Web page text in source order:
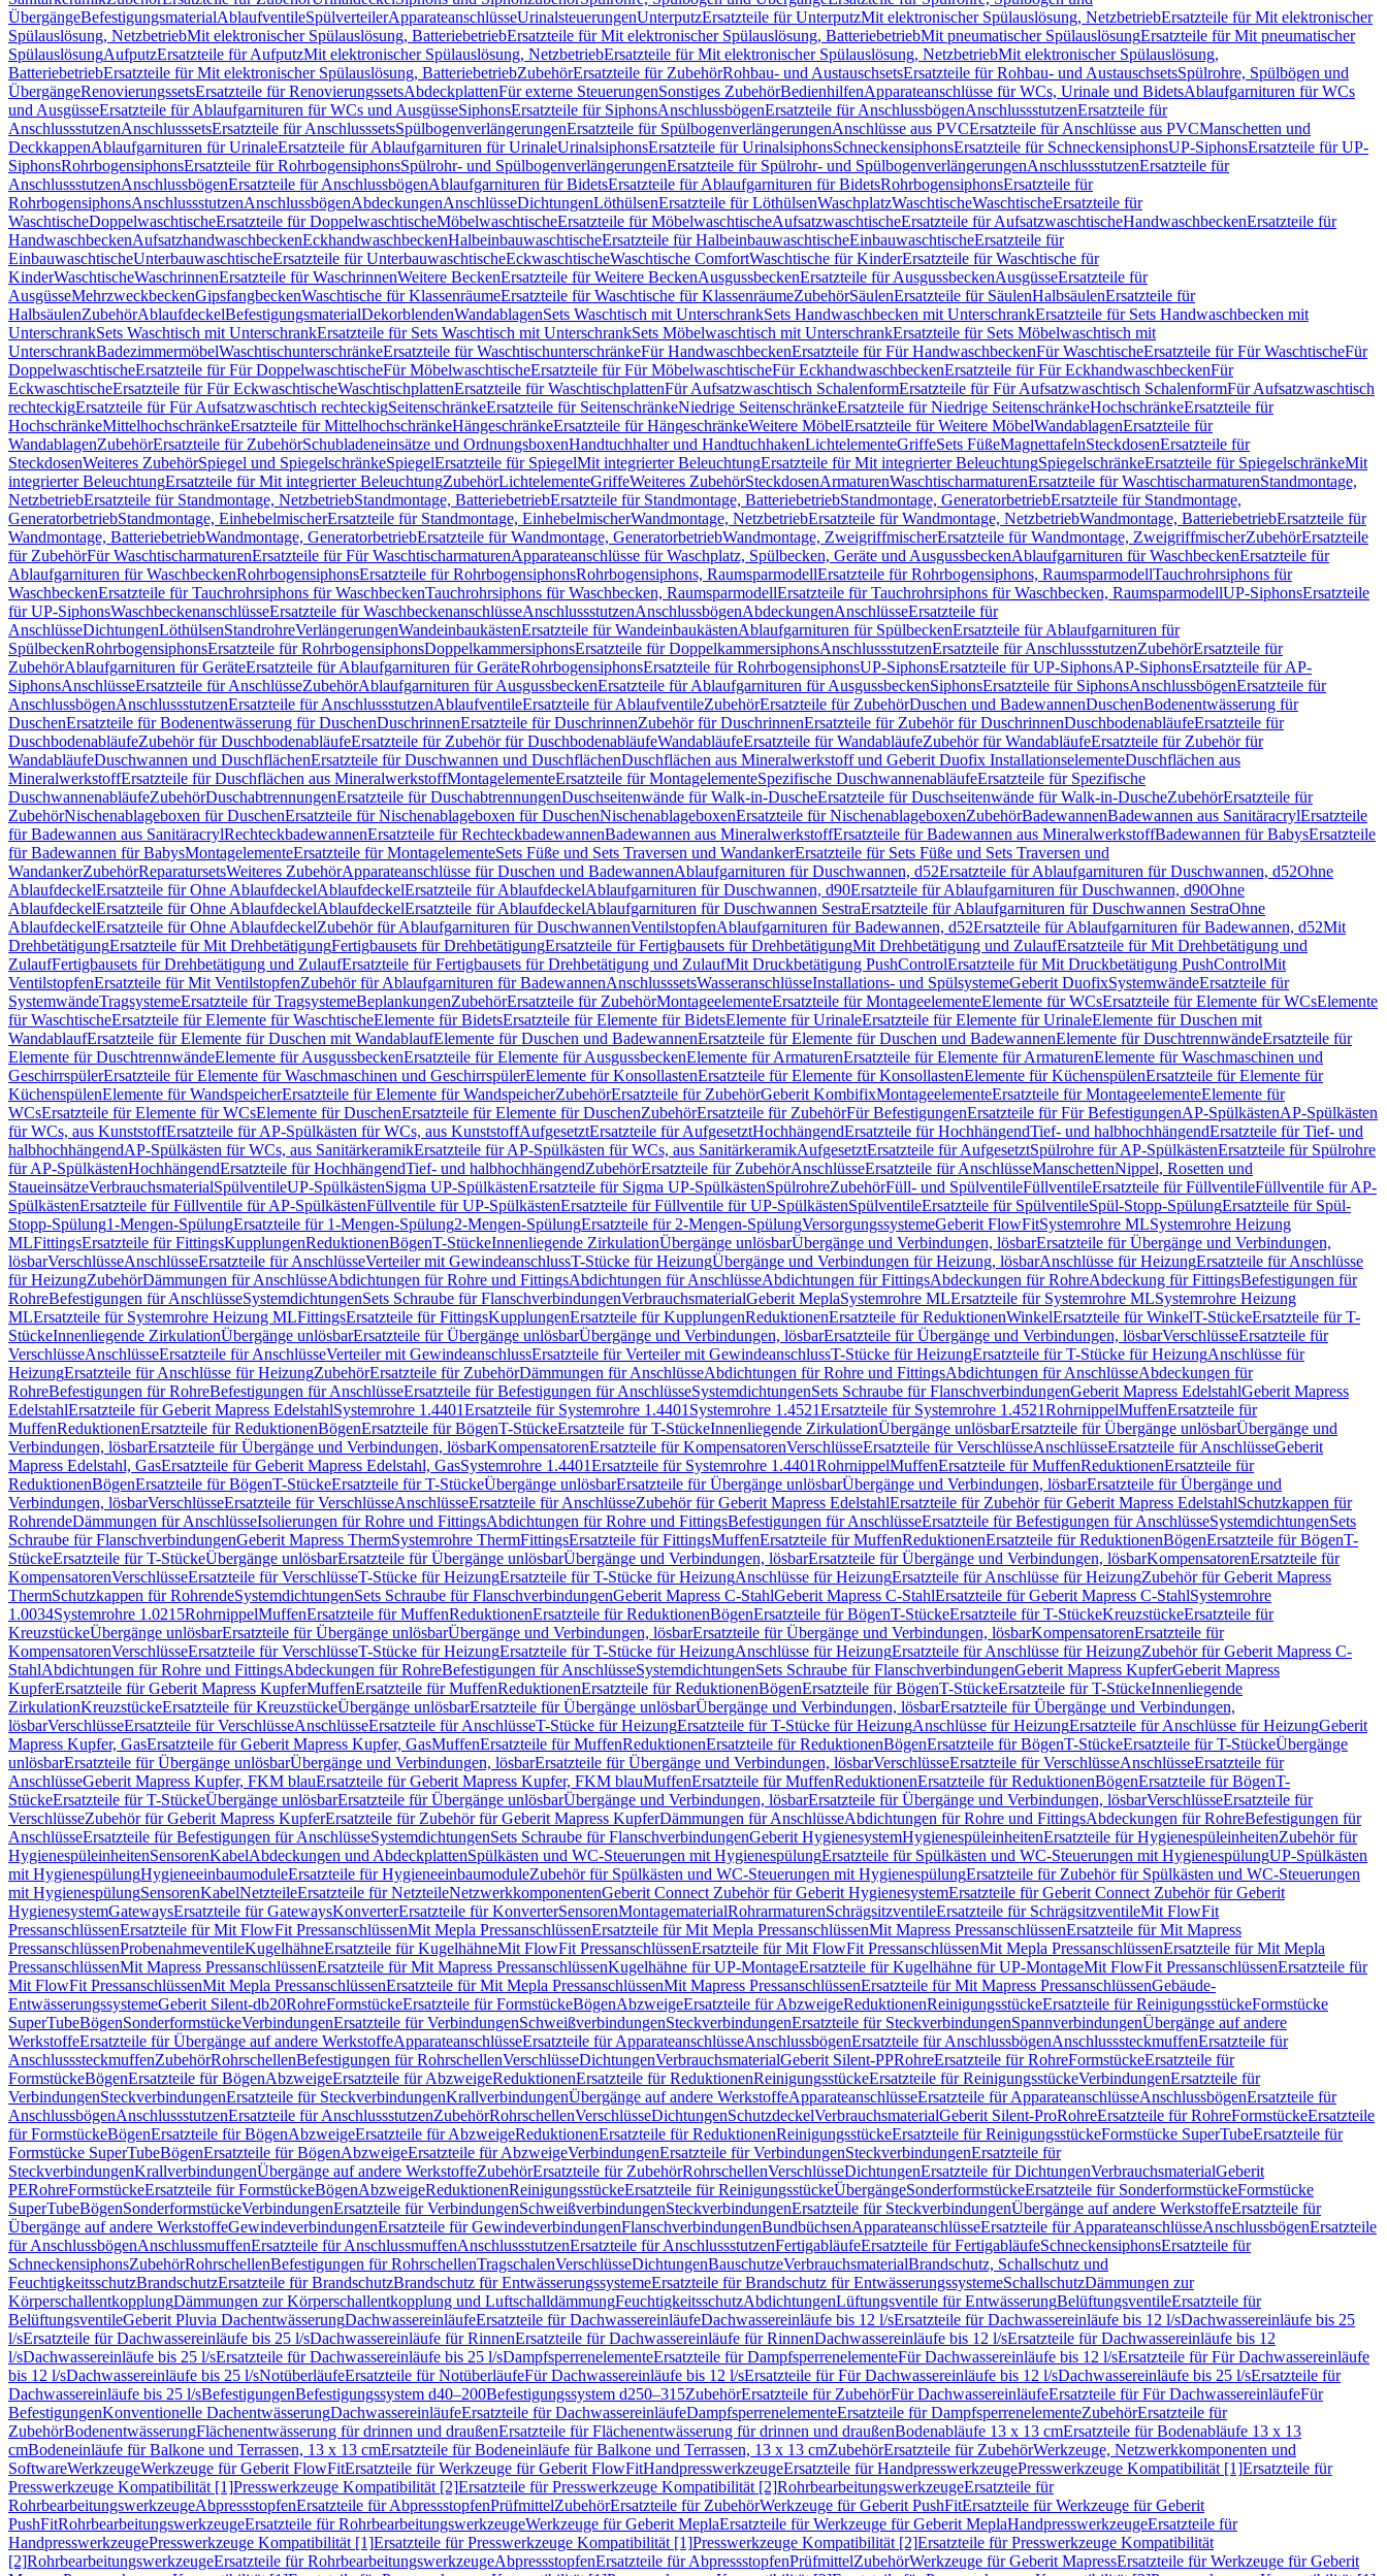
ÜbergängeBefestigungsmaterialAblaufventileSpülverteilerApparateanschlüsseUrinalsteuerungenUnterputzErsatzteile für UnterputzMit elektronischer Spülauslösung, NetzbetriebErsatzteile für Mit elektronischer
Spülauslösung, NetzbetriebMit elektronischer Spülauslösung, BatteriebetriebErsatzteile für Mit elektronischer Spülauslösung, BatteriebetriebMit pneumatischer SpülauslösungErsatzteile für Mit pneumatischer
SpülauslösungAufputzErsatzteile für AufputzMit elektronischer Spülauslösung, NetzbetriebErsatzteile für Mit elektronischer Spülauslösung, NetzbetriebMit elektronischer Spülauslösung,
BatteriebetriebErsatzteile für Mit elektronischer Spülauslösung, BatteriebetriebZubehörErsatzteile für ZubehörRohbau- und AustauschsetsErsatzteile für Rohbau- und AustauschsetsSpülrohre, Spülbögen und
ÜbergängeRenovierungssetsErsatzteile für RenovierungssetsAbdeckplattenFür externe SteuerungenSonstiges ZubehörBedienhilfenApparateanschlüsse für WCs, Urinale und BidetsAblaufgarnituren für WCs
und AusgüsseErsatzteile für Ablaufgarnituren für WCs und AusgüsseSiphonsErsatzteile für SiphonsAnschlussbögenErsatzteile für AnschlussbögenAnschlussstutzenErsatzteile für
AnschlussstutzenAnschlusssetsErsatzteile für AnschlusssetsSpülbogenverlängerungenErsatzteile für SpülbogenverlängerungenAnschlüsse aus PVCErsatzteile für Anschlüsse aus PVCManschetten und
DeckkappenAblaufgarnituren für UrinaleErsatzteile für Ablaufgarnituren für UrinaleUrinalsiphonsErsatzteile für UrinalsiphonsSchneckensiphonsErsatzteile für SchneckensiphonsUP-SiphonsErsatzteile für UP-
SiphonsRohrbogensiphonsErsatzteile für RohrbogensiphonsSpülrohr- und SpülbogenverlängerungenErsatzteile für Spülrohr- und SpülbogenverlängerungenAnschlussstutzenErsatzteile für
AnschlussstutzenAnschlussbögenErsatzteile für AnschlussbögenAblaufgarnituren für BidetsErsatzteile für Ablaufgarnituren für BidetsRohrbogensiphonsErsatzteile für
RohrbogensiphonsAnschlussstutzenAnschlussbögenAbdeckungenAnschlüsseDichtungenLöthülsenErsatzteile für LöthülsenWaschplatzWaschtischeWaschtischeErsatzteile für
WaschtischeDoppelwaschtischeErsatzteile für DoppelwaschtischeMöbelwaschtischeErsatzteile für MöbelwaschtischeAufsatzwaschtischeErsatzteile für AufsatzwaschtischeHandwaschbeckenErsatzteile für
HandwaschbeckenAufsatzhandwaschbeckenEckhandwaschbeckenHalbeinbauwaschtischeErsatzteile für HalbeinbauwaschtischeEinbauwaschtischeErsatzteile für
EinbauwaschtischeUnterbauwaschtischeErsatzteile für UnterbauwaschtischeEckwaschtischeWaschtische ComfortWaschtische für KinderErsatzteile für Waschtische für
KinderWaschtischeWaschrinnenErsatzteile für WaschrinnenWeitere BeckenErsatzteile für Weitere BeckenAusgussbeckenErsatzteile für AusgussbeckenAusgüsseErsatzteile für
AusgüsseMehrzweckbeckenGipsfangbeckenWaschtische für KlassenräumeErsatzteile für Waschtische für KlassenräumeZubehörSäulenErsatzteile für SäulenHalbsäulenErsatzteile für
HalbsäulenZubehörAblaufdeckelBefestigungsmaterialDekorblendenWandablagenSets Waschtisch mit UnterschrankSets Handwaschbecken mit UnterschrankErsatzteile für Sets Handwaschbecken mit
UnterschrankSets Waschtisch mit UnterschrankErsatzteile für Sets Waschtisch mit UnterschrankSets Möbelwaschtisch mit UnterschrankErsatzteile für Sets Möbelwaschtisch mit
UnterschrankBadezimmermöbelWaschtischunterschränkeErsatzteile für WaschtischunterschränkeFür HandwaschbeckenErsatzteile für Für HandwaschbeckenFür WaschtischeErsatzteile für Für WaschtischeFür
DoppelwaschtischeErsatzteile für Für DoppelwaschtischeFür MöbelwaschtischeErsatzteile für Für MöbelwaschtischeFür EckhandwaschbeckenErsatzteile für Für EckhandwaschbeckenFür
EckwaschtischeErsatzteile für Für EckwaschtischeWaschtischplattenErsatzteile für WaschtischplattenFür Aufsatzwaschtisch SchalenformErsatzteile für Für Aufsatzwaschtisch SchalenformFür Aufsatzwaschtisch
rechteckigErsatzteile für Für Aufsatzwaschtisch rechteckigSeitenschränkeErsatzteile für SeitenschränkeNiedrige SeitenschränkeErsatzteile für Niedrige SeitenschränkeHochschränkeErsatzteile für
HochschränkeMittelhochschränkeErsatzteile für MittelhochschränkeHängeschränkeErsatzteile für HängeschränkeWeitere MöbelErsatzteile für Weitere MöbelWandablagenErsatzteile für
WandablagenZubehörErsatzteile für ZubehörSchubladeneinsätze und OrdnungsboxenHandtuchhalter und HandtuchhakenLichtelementeGriffeSets FüßeMagnettafelnSteckdosenErsatzteile für
SteckdosenWeiteres ZubehörSpiegel und SpiegelschränkeSpiegelErsatzteile für SpiegelMit integrierter BeleuchtungErsatzteile für Mit integrierter BeleuchtungSpiegelschränkeErsatzteile für SpiegelschränkeMit
integrierter BeleuchtungErsatzteile für Mit integrierter BeleuchtungZubehörLichtelementeGriffeWeiteres ZubehörSteckdosenArmaturenWaschtischarmaturenErsatzteile für WaschtischarmaturenStandmontage,
NetzbetriebErsatzteile für Standmontage, NetzbetriebStandmontage, BatteriebetriebErsatzteile für Standmontage, BatteriebetriebStandmontage, GeneratorbetriebErsatzteile für Standmontage,
GeneratorbetriebStandmontage, EinhebelmischerErsatzteile für Standmontage, EinhebelmischerWandmontage, NetzbetriebErsatzteile für Wandmontage, NetzbetriebWandmontage, BatteriebetriebErsatzteile für
Wandmontage, BatteriebetriebWandmontage, GeneratorbetriebErsatzteile für Wandmontage, GeneratorbetriebWandmontage, ZweigriffmischerErsatzteile für Wandmontage, ZweigriffmischerZubehörErsatzteile
für ZubehörFür WaschtischarmaturenErsatzteile für Für WaschtischarmaturenApparateanschlüsse für Waschplatz, Spülbecken, Geräte und AusgussbeckenAblaufgarnituren für WaschbeckenErsatzteile für
Ablaufgarnituren für WaschbeckenRohrbogensiphonsErsatzteile für RohrbogensiphonsRohrbogensiphons, RaumsparmodellErsatzteile für Rohrbogensiphons, RaumsparmodellTauchrohrsiphons für
WaschbeckenErsatzteile für Tauchrohrsiphons für WaschbeckenTauchrohrsiphons für Waschbecken, RaumsparmodellErsatzteile für Tauchrohrsiphons für Waschbecken, RaumsparmodellUP-SiphonsErsatzteile
für UP-SiphonsWaschbeckenanschlüsseErsatzteile für WaschbeckenanschlüsseAnschlussstutzenAnschlussbögenAbdeckungenAnschlüsseErsatzteile für
AnschlüsseDichtungenLöthülsenStandrohreVerlängerungenWandeinbaukästenErsatzteile für WandeinbaukästenAblaufgarnituren für SpülbeckenErsatzteile für Ablaufgarnituren für
SpülbeckenRohrbogensiphonsErsatzteile für RohrbogensiphonsDoppelkammersiphonsErsatzteile für DoppelkammersiphonsAnschlussstutzenErsatzteile für AnschlussstutzenZubehörErsatzteile für
ZubehörAblaufgarnituren für GeräteErsatzteile für Ablaufgarnituren für GeräteRohrbogensiphonsErsatzteile für RohrbogensiphonsUP-SiphonsErsatzteile für UP-SiphonsAP-SiphonsErsatzteile für AP-
SiphonsAnschlüsseErsatzteile für AnschlüsseZubehörAblaufgarnituren für AusgussbeckenErsatzteile für Ablaufgarnituren für AusgussbeckenSiphonsErsatzteile für SiphonsAnschlussbögenErsatzteile für
AnschlussbögenAnschlussstutzenErsatzteile für AnschlussstutzenAblaufventileErsatzteile für AblaufventileZubehörErsatzteile für ZubehörDuschen und BadewannenDuschenBodenentwässerung für
DuschenErsatzteile für Bodenentwässerung für DuschenDuschrinnenErsatzteile für DuschrinnenZubehör für DuschrinnenErsatzteile für Zubehör für DuschrinnenDuschbodenabläufeErsatzteile für
DuschbodenabläufeZubehör für DuschbodenabläufeErsatzteile für Zubehör für DuschbodenabläufeWandabläufeErsatzteile für WandabläufeZubehör für WandabläufeErsatzteile für Zubehör für
WandabläufeDuschwannen und DuschflächenErsatzteile für Duschwannen und DuschflächenDuschflächen aus Mineralwerkstoff und Geberit Duofix InstallationselementeDuschflächen aus
MineralwerkstoffErsatzteile für Duschflächen aus MineralwerkstoffMontagelementeErsatzteile für MontagelementeSpezifische DuschwannenabläufeErsatzteile für Spezifische
DuschwannenabläufeZubehörDuschabtrennungenErsatzteile für DuschabtrennungenDuschseitenwände für Walk-in-DuscheErsatzteile für Duschseitenwände für Walk-in-DuscheZubehörErsatzteile für
ZubehörNischenablageboxen für DuschenErsatzteile für Nischenablageboxen für DuschenNischenablageboxenErsatzteile für NischenablageboxenZubehörBadewannenBadewannen aus SanitäracrylErsatzteile
für Badewannen aus SanitäracrylRechteckbadewannenErsatzteile für RechteckbadewannenBadewannen aus MineralwerkstoffErsatzteile für Badewannen aus MineralwerkstoffBadewannen für BabysErsatzteile
für Badewannen für BabysMontagelementeErsatzteile für MontagelementeSets Füße und Sets Traversen und WandankerErsatzteile für Sets Füße und Sets Traversen und
WandankerZubehörReparatursetsWeiteres ZubehörApparateanschlüsse für Duschen und BadewannenAblaufgarnituren für Duschwannen, d52Ersatzteile für Ablaufgarnituren für Duschwannen, d52Ohne
AblaufdeckelErsatzteile für Ohne AblaufdeckelAblaufdeckelErsatzteile für AblaufdeckelAblaufgarnituren für Duschwannen, d90Ersatzteile für Ablaufgarnituren für Duschwannen, d90Ohne
AblaufdeckelErsatzteile für Ohne AblaufdeckelAblaufdeckelErsatzteile für AblaufdeckelAblaufgarnituren für Duschwannen SestraErsatzteile für Ablaufgarnituren für Duschwannen SestraOhne
AblaufdeckelErsatzteile für Ohne AblaufdeckelZubehör für Ablaufgarnituren für DuschwannenVentilstopfenAblaufgarnituren für Badewannen, d52Ersatzteile für Ablaufgarnituren für Badewannen, d52Mit
DrehbetätigungErsatzteile für Mit DrehbetätigungFertigbausets für DrehbetätigungErsatzteile für Fertigbausets für DrehbetätigungMit Drehbetätigung und ZulaufErsatzteile für Mit Drehbetätigung und
ZulaufFertigbausets für Drehbetätigung und ZulaufErsatzteile für Fertigbausets für Drehbetätigung und ZulaufMit Druckbetätigung PushControlErsatzteile für Mit Druckbetätigung PushControlMit
VentilstopfenErsatzteile für Mit VentilstopfenZubehör für Ablaufgarnituren für BadewannenAnschlusssetsWasseranschlüsseInstallations- und SpülsystemeGeberit DuofixSystemwändeErsatzteile für
SystemwändeTragsystemeErsatzteile für TragsystemeBeplankungenZubehörErsatzteile für ZubehörMontageelementeErsatzteile für MontageelementeElemente für WCsErsatzteile für Elemente für WCsElemente
für WaschtischeErsatzteile für Elemente für WaschtischeElemente für BidetsErsatzteile für Elemente für BidetsElemente für UrinaleErsatzteile für Elemente für UrinaleElemente für Duschen mit
WandablaufErsatzteile für Elemente für Duschen mit WandablaufElemente für Duschen und BadewannenErsatzteile für Elemente für Duschen und BadewannenElemente für DuschtrennwändeErsatzteile für
Elemente für DuschtrennwändeElemente für AusgussbeckenErsatzteile für Elemente für AusgussbeckenElemente für ArmaturenErsatzteile für Elemente für ArmaturenElemente für Waschmaschinen und
GeschirrspülerErsatzteile für Elemente für Waschmaschinen und GeschirrspülerElemente für KonsollastenErsatzteile für Elemente für KonsollastenElemente für KüchenspülenErsatzteile für Elemente für
KüchenspülenElemente für WandspeicherErsatzteile für Elemente für WandspeicherZubehörErsatzteile für ZubehörGeberit KombifixMontageelementeErsatzteile für MontageelementeElemente für
WCsErsatzteile für Elemente für WCsElemente für DuschenErsatzteile für Elemente für DuschenZubehörErsatzteile für ZubehörFür BefestigungenErsatzteile für Für BefestigungenAP-SpülkästenAP-Spülkästen
für WCs, aus KunststoffErsatzteile für AP-Spülkästen für WCs, aus KunststoffAufgesetztErsatzteile für AufgesetztHochhängendErsatzteile für HochhängendTief- und halbhochhängendErsatzteile für Tief- und
halbhochhängendAP-Spülkästen für WCs, aus SanitärkeramikErsatzteile für AP-Spülkästen für WCs, aus SanitärkeramikAufgesetztErsatzteile für AufgesetztSpülrohre für AP-SpülkästenErsatzteile für Spülrohre
für AP-SpülkästenHochhängendErsatzteile für HochhängendTief- und halbhochhängendZubehörErsatzteile für ZubehörAnschlüsseErsatzteile für AnschlüsseManschettenNippel, Rosetten und
StaueinsätzeVerbrauchsmaterialSpülventileUP-SpülkästenSigma UP-SpülkästenErsatzteile für Sigma UP-SpülkästenSpülrohreZubehörFüll- und SpülventileFüllventileErsatzteile für FüllventileFüllventile für AP-
SpülkästenErsatzteile für Füllventile für AP-SpülkästenFüllventile für UP-SpülkästenErsatzteile für Füllventile für UP-SpülkästenSpülventileErsatzteile für SpülventileSpül-Stopp-SpülungErsatzteile für Spül-
Stopp-Spülung1-Mengen-SpülungErsatzteile für 1-Mengen-Spülung2-Mengen-SpülungErsatzteile für 2-Mengen-SpülungVersorgungssystemeGeberit FlowFitSystemrohre MLSystemrohre Heizung
MLFittingsErsatzteile für FittingsKupplungenReduktionenBögenT-StückeInnenliegende ZirkulationÜbergänge unlösbarÜbergänge und Verbindungen, lösbarErsatzteile für Übergänge und Verbindungen,
lösbarVerschlüsseAnschlüsseErsatzteile für AnschlüsseVerteiler mit GewindeanschlussT-Stücke für HeizungÜbergänge und Verbindungen für Heizung, lösbarAnschlüsse für HeizungErsatzteile für Anschlüsse
für HeizungZubehörDämmungen für AnschlüsseAbdichtungen für Rohre und FittingsAbdichtungen für AnschlüsseAbdichtungen für FittingsAbdeckungen für RohreAbdeckung für FittingsBefestigungen für
RohreBefestigungen für AnschlüsseSystemdichtungenSets Schraube für FlanschverbindungenVerbrauchsmaterialGeberit MeplaSystemrohre MLErsatzteile für Systemrohre MLSystemrohre Heizung
MLErsatzteile für Systemrohre Heizung MLFittingsErsatzteile für FittingsKupplungenErsatzteile für KupplungenReduktionenErsatzteile für ReduktionenWinkelErsatzteile für WinkelT-StückeErsatzteile für T-
StückeInnenliegende ZirkulationÜbergänge unlösbarErsatzteile für Übergänge unlösbarÜbergänge und Verbindungen, lösbarErsatzteile für Übergänge und Verbindungen, lösbarVerschlüsseErsatzteile für
VerschlüsseAnschlüsseErsatzteile für AnschlüsseVerteiler mit GewindeanschlussErsatzteile für Verteiler mit GewindeanschlussT-Stücke für HeizungErsatzteile für T-Stücke für HeizungAnschlüsse für
HeizungErsatzteile für Anschlüsse für HeizungZubehörErsatzteile für ZubehörDämmungen für AnschlüsseAbdichtungen für Rohre und FittingsAbdichtungen für AnschlüsseAbdeckungen für
RohreBefestigungen für RohreBefestigungen für AnschlüsseErsatzteile für Befestigungen für AnschlüsseSystemdichtungenSets Schraube für FlanschverbindungenGeberit Mapress EdelstahlGeberit Mapress
EdelstahlErsatzteile für Geberit Mapress EdelstahlSystemrohre 1.4401Ersatzteile für Systemrohre 1.4401 Systemrohre 1.4521Ersatzteile für Systemrohre 1.4521RohrnippelMuffenErsatzteile für
MuffenReduktionenErsatzteile für ReduktionenBögenErsatzteile für BögenT-StückeErsatzteile für T-StückeInnenliegende ZirkulationÜbergänge unlösbarErsatzteile für Übergänge unlösbarÜbergänge und
Verbindungen, lösbarErsatzteile für Übergänge und Verbindungen, lösbarKompensatorenErsatzteile für KompensatorenVerschlüsseErsatzteile für VerschlüsseAnschlüsseErsatzteile für AnschlüsseGeberit
Mapress Edelstahl, GasErsatzteile für Geberit Mapress Edelstahl, GasSystemrohre 1.4401Ersatzteile für Systemrohre 1.4401RohrnippelMuffenErsatzteile für MuffenReduktionenErsatzteile für
ReduktionenBögenErsatzteile für BögenT-StückeErsatzteile für T-StückeÜbergänge unlösbarErsatzteile für Übergänge unlösbarÜbergänge und Verbindungen, lösbarErsatzteile für Übergänge und
Verbindungen, lösbarVerschlüsseErsatzteile für VerschlüsseAnschlüsseErsatzteile für AnschlüsseZubehör für Geberit Mapress EdelstahlErsatzteile für Zubehör für Geberit Mapress EdelstahlSchutzkappen für
RohrendeDämmungen für AnschlüsseIsolierungen für Rohre und FittingsAbdichtungen für Rohre und FittingsBefestigungen für AnschlüsseErsatzteile für Befestigungen für AnschlüsseSystemdichtungenSets
Schraube für FlanschverbindungenGeberit Mapress ThermSystemrohre ThermFittingsErsatzteile für FittingsMuffenErsatzteile für MuffenReduktionenErsatzteile für ReduktionenBögenErsatzteile für BögenT-
StückeErsatzteile für T-StückeÜbergänge unlösbarErsatzteile für Übergänge unlösbarÜbergänge und Verbindungen, lösbarErsatzteile für Übergänge und Verbindungen, lösbarKompensatorenErsatzteile für
KompensatorenVerschlüsseErsatzteile für VerschlüsseT-Stücke für HeizungErsatzteile für T-Stücke für HeizungAnschlüsse für HeizungErsatzteile für Anschlüsse für HeizungZubehör für Geberit Mapress
ThermSchutzkappen für RohrendeSystemdichtungenSets Schraube für FlanschverbindungenGeberit Mapress C-StahlGeberit Mapress C-StahlErsatzteile für Geberit Mapress C-StahlSystemrohre
1.0034Systemrohre 1.0215RohrnippelMuffenErsatzteile für MuffenReduktionenErsatzteile für ReduktionenBögenErsatzteile für BögenT-StückeErsatzteile für T-StückeKreuzstückeErsatzteile für
KreuzstückeÜbergänge unlösbarErsatzteile für Übergänge unlösbarÜbergänge und Verbindungen, lösbarErsatzteile für Übergänge und Verbindungen, lösbarKompensatorenErsatzteile für
KompensatorenVerschlüsseErsatzteile für VerschlüsseT-Stücke für HeizungErsatzteile für T-Stücke für HeizungAnschlüsse für HeizungErsatzteile für Anschlüsse für HeizungZubehör für Geberit Mapress C-
StahlAbdichtungen für Rohre und FittingsAbdeckungen für RohreBefestigungen für AnschlüsseSystemdichtungenSets Schraube für FlanschverbindungenGeberit Mapress KupferGeberit Mapress
KupferErsatzteile für Geberit Mapress KupferMuffenErsatzteile für MuffenReduktionenErsatzteile für ReduktionenBögenErsatzteile für BögenT-StückeErsatzteile für T-StückeInnenliegende
ZirkulationKreuzstückeErsatzteile für KreuzstückeÜbergänge unlösbarErsatzteile für Übergänge unlösbarÜbergänge und Verbindungen, lösbarErsatzteile für Übergänge und Verbindungen,
lösbarVerschlüsseErsatzteile für VerschlüsseAnschlüsseErsatzteile für AnschlüsseT-Stücke für HeizungErsatzteile für T-Stücke für HeizungAnschlüsse für HeizungErsatzteile für Anschlüsse für HeizungGeberit
Mapress Kupfer, GasErsatzteile für Geberit Mapress Kupfer, GasMuffenErsatzteile für MuffenReduktionenErsatzteile für ReduktionenBögenErsatzteile für BögenT-StückeErsatzteile für T-StückeÜbergänge
unlösbarErsatzteile für Übergänge unlösbarÜbergänge und Verbindungen, lösbarErsatzteile für Übergänge und Verbindungen, lösbarVerschlüsseErsatzteile für VerschlüsseAnschlüsseErsatzteile für
AnschlüsseGeberit Mapress Kupfer, FKM blauErsatzteile für Geberit Mapress Kupfer, FKM blauMuffenErsatzteile für MuffenReduktionenErsatzteile für ReduktionenBögenErsatzteile für BögenT-
StückeErsatzteile für T-StückeÜbergänge unlösbarErsatzteile für Übergänge unlösbarÜbergänge und Verbindungen, lösbarErsatzteile für Übergänge und Verbindungen, lösbarVerschlüsseErsatzteile für
VerschlüsseZubehör für Geberit Mapress KupferErsatzteile für Zubehör für Geberit Mapress KupferDämmungen für AnschlüsseAbdichtungen für Rohre und FittingsAbdeckungen für RohreBefestigungen für
AnschlüsseErsatzteile für Befestigungen für AnschlüsseSystemdichtungenSets Schraube für FlanschverbindungenGeberit HygienesystemHygienespüleinheitenErsatzteile für HygienespüleinheitenZubehör für
HygienespüleinheitenSensorenKabelAbdeckungen und AbdeckplattenSpülkästen und WC-Steuerungen mit HygienespülungErsatzteile für Spülkästen und WC-Steuerungen mit HygienespülungUP-Spülkästen
mit HygienespülungHygieneeinbaumoduleErsatzteile für HygieneeinbaumoduleZubehör für Spülkästen und WC-Steuerungen mit HygienespülungErsatzteile für Zubehör für Spülkästen und WC-Steuerungen
mit HygienespülungSensorenKabelNetzteileErsatzteile für NetzteileNetzwerkkomponentenGeberit Connect Zubehör für Geberit HygienesystemErsatzteile für Geberit Connect Zubehör für Geberit
HygienesystemGatewaysErsatzteile für GatewaysKonverterErsatzteile für KonverterSensorenMontagematerialRohrarmaturenSchrägsitzventileErsatzteile für SchrägsitzventileMit FlowFit
PressanschlüssenErsatzteile für Mit FlowFit PressanschlüssenMit Mepla PressanschlüssenErsatzteile für Mit Mepla PressanschlüssenMit Mapress PressanschlüssenErsatzteile für Mit Mapress
PressanschlüssenProbenahmeventileKugelhähneErsatzteile für KugelhähneMit FlowFit PressanschlüssenErsatzteile für Mit FlowFit PressanschlüssenMit Mepla PressanschlüssenErsatzteile für Mit Mepla
PressanschlüssenMit Mapress PressanschlüssenErsatzteile für Mit Mapress PressanschlüssenKugelhähne für UP-MontageErsatzteile für Kugelhähne für UP-MontageMit FlowFit PressanschlüssenErsatzteile für
Mit FlowFit PressanschlüssenMit Mepla PressanschlüssenErsatzteile für Mit Mepla PressanschlüssenMit Mapress PressanschlüssenErsatzteile für Mit Mapress PressanschlüssenGebäude-
EntwässerungssystemeGeberit Silent-db20RohreFormstückeErsatzteile für FormstückeBögenAbzweigeErsatzteile für AbzweigeReduktionenReinigungsstückeErsatzteile für ReinigungsstückeFormstücke
SuperTubeBögenSonderformstückeVerbindungenErsatzteile für VerbindungenSchweißverbindungenSteckverbindungenErsatzteile für SteckverbindungenSpannverbindungenÜbergänge auf andere
WerkstoffeErsatzteile für Übergänge auf andere WerkstoffeApparateanschlüsseErsatzteile für ApparateanschlüsseAnschlussbögenErsatzteile für AnschlussbögenAnschlusssteckmuffenErsatzteile für
AnschlusssteckmuffenZubehörRohrschellenBefestigungen für RohrschellenVerschlüsseDichtungenVerbrauchsmaterialGeberit Silent-PPRohreErsatzteile für RohreFormstückeErsatzteile für
FormstückeBögenErsatzteile für BögenAbzweigeErsatzteile für AbzweigeReduktionenErsatzteile für ReduktionenReinigungsstückeErsatzteile für ReinigungsstückeVerbindungenErsatzteile für
VerbindungenSteckverbindungenErsatzteile für SteckverbindungenKrallverbindungenÜbergänge auf andere WerkstoffeApparateanschlüsseErsatzteile für ApparateanschlüsseAnschlussbögenErsatzteile für
AnschlussbögenAnschlussstutzenErsatzteile für AnschlussstutzenZubehörRohrschellenVerschlüsseDichtungenSchutzdeckelVerbrauchsmaterialGeberit Silent-ProRohreErsatzteile für RohreFormstückeErsatzteile
für FormstückeBögenErsatzteile für BögenAbzweigeErsatzteile für AbzweigeReduktionenErsatzteile für ReduktionenReinigungsstückeErsatzteile für ReinigungsstückeFormstücke SuperTubeErsatzteile für
Formstücke SuperTubeBögenErsatzteile für BögenAbzweigeErsatzteile für AbzweigeVerbindungenErsatzteile für VerbindungenSteckverbindungenErsatzteile für
SteckverbindungenKrallverbindungenÜbergänge auf andere WerkstoffeZubehörErsatzteile für ZubehörRohrschellenVerschlüsseDichtungenErsatzteile für DichtungenVerbrauchsmaterialGeberit
PERohreFormstückeErsatzteile für FormstückeBögenAbzweigeReduktionenReinigungsstückeErsatzteile für ReinigungsstückeÜbergängeSonderformstückeErsatzteile für SonderformstückeFormstücke
SuperTubeBögenSonderformstückeVerbindungenErsatzteile für VerbindungenSchweißverbindungenSteckverbindungenErsatzteile für SteckverbindungenÜbergänge auf andere WerkstoffeErsatzteile für
Übergänge auf andere WerkstoffeGewindeverbindungenErsatzteile für GewindeverbindungenFlanschverbindungenBundbüchsenApparateanschlüsseErsatzteile für ApparateanschlüsseAnschlussbögenErsatzteile
für AnschlussbögenAnschlussmuffenErsatzteile für AnschlussmuffenAnschlussstutzenErsatzteile für AnschlussstutzenFertigabläufeErsatzteile für FertigabläufeSchneckensiphonsErsatzteile für
SchneckensiphonsZubehörRohrschellenBefestigungen für RohrschellenTragschalenVerschlüsseDichtungenBauschutzeVerbrauchsmaterialBrandschutz, Schallschutz und
FeuchtigkeitsschutzBrandschutzErsatzteile für BrandschutzBrandschutz für EntwässerungssystemeErsatzteile für Brandschutz für EntwässerungssystemeSchallschutzDämmungen zur
KörperschallentkopplungDämmungen zur Körperschallentkopplung und LuftschalldämmungFeuchtigkeitsschutzAbdichtungenLüftungsventile für EntwässerungBelüftungsventileErsatzteile für
BelüftungsventileGeberit Pluvia DachentwässerungDachwassereinläufeErsatzteile für DachwassereinläufeDachwassereinläufe bis 12 l/sErsatzteile für Dachwassereinläufe bis 12 l/sDachwassereinläufe bis 25
l/sErsatzteile für Dachwassereinläufe bis 25 l/sDachwassereinläufe für RinnenErsatzteile für Dachwassereinläufe für RinnenDachwassereinläufe bis 12 l/sErsatzteile für Dachwassereinläufe bis 12
l/sDachwassereinläufe bis 25 l/sErsatzteile für Dachwassereinläufe bis 25 l/sDampfsperrenelementeErsatzteile für DampfsperrenelementeFür Dachwassereinläufe bis 12 l/sErsatzteile für Für Dachwassereinläufe
bis 12 l/sDachwassereinläufe bis 25 l/sNotüberläufeErsatzteile für NotüberläufeFür Dachwassereinläufe bis 12 l/sErsatzteile für Für Dachwassereinläufe bis 12 l/sDachwassereinläufe bis 25 l/sErsatzteile für
Dachwassereinläufe bis 25 l/sBefestigungenBefestigungssystem d40–200Befestigungssystem d250–315ZubehörErsatzteile für ZubehörFür DachwassereinläufeErsatzteile für Für DachwassereinläufeFür
BefestigungenKonventionelle DachentwässerungDachwassereinläufeErsatzteile für DachwassereinläufeDampfsperrenelementeErsatzteile für DampfsperrenelementeZubehörErsatzteile für
ZubehörBodenentwässerungFlächenentwässerung für drinnen und draußenErsatzteile für Flächenentwässerung für drinnen und draußenBodenabläufe 13 x 13 cmErsatzteile für Bodenabläufe 13 x 13
cmBodeneinläufe für Balkone und Terrassen, 13 x 13 cmErsatzteile für Bodeneinläufe für Balkone und Terrassen, 13 x 13 cmZubehörErsatzteile für ZubehörWerkzeuge, Netzwerkkomponenten und
SoftwareWerkzeugeWerkzeuge für Geberit FlowFitErsatzteile für Werkzeuge für Geberit FlowFitHandpresswerkzeugeErsatzteile für HandpresswerkzeugePresswerkzeuge Kompatibilität [1]Ersatzteile für
Presswerkzeuge Kompatibilität [1]Presswerkzeuge Kompatibilität [2]Ersatzteile für Presswerkzeuge Kompatibilität [2]RohrbearbeitungswerkzeugeErsatzteile für
RohrbearbeitungswerkzeugeAbpressstopfenErsatzteile für AbpressstopfenPrüfmittelZubehörErsatzteile für ZubehörWerkzeuge für Geberit PushFitErsatzteile für Werkzeuge für Geberit
PushFitRohrbearbeitungswerkzeugeErsatzteile für RohrbearbeitungswerkzeugeWerkzeuge für Geberit MeplaErsatzteile für Werkzeuge für Geberit MeplaHandpresswerkzeugeErsatzteile für
HandpresswerkzeugePresswerkzeuge Kompatibilität [1]Ersatzteile für Presswerkzeuge Kompatibilität [1]Presswerkzeuge Kompatibilität [2]Ersatzteile für Presswerkzeuge Kompatibilität
[2]RohrbearbeitungswerkzeugeErsatzteile für RohrbearbeitungswerkzeugeAbpressstopfenErsatzteile für AbpressstopfenPrüfmittelZubehörWerkzeuge für Geberit MapressErsatzteile für Werkzeuge für Geberit